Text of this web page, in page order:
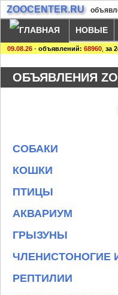
ZOOCENTER.RU
НОВЫЕ
09.08.26 - объявлений: 68960 за
ОБЪЯВЛЕНИЯ
СОБАКИ
КОШКИ
ПТИЦЫ
АКВАРИУМ
ГРЫЗУНЫ
ЧЛЕНИСТОНОГИЕ
РЕПТИЛИИ